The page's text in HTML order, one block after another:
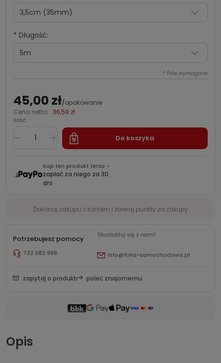
* Długość:
* Pole wymagane
45,00 zł/opakowanie
Cena netto: 36,59 zł
ilość
Do koszyka
Kup ten produkt teraz -
zapłać za niego za 30
dni
Dokonaj zakupu z kontem i zbieraj punkty za zakupy
Potrzebujesz pomocy Skontaktuj się z nami!
732 082 998 info@folia-samochodowa.pl
zapytaj o produkt poleć znajomemu
Opis